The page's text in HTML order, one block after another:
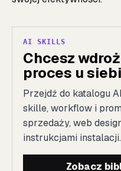
AI SKILLS
Chcesz
proces u
Przejdź do katalogu
skille, workflow i
sprzedaży, web
instrukcjami instalacji.
Zobacz